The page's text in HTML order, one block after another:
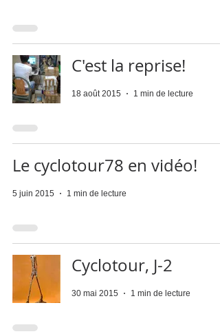
C'est la reprise!
18 août 2015 1 min de lecture
Le cyclotour78 en vidéo!
5 juin 2015 1 min de lecture
Cyclotour, J-2
30 mai 2015 1 min de lecture